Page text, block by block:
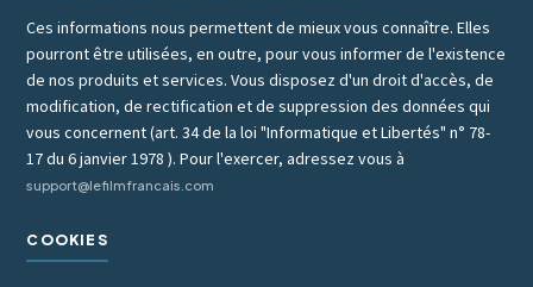
Ces informations nous permettent de mieux vous connaître. Elles
pourront être utilisées, en outre, pour vous informer de l'existence
de nos produits et services. Vous disposez d'un droit d'accès, de
modification, de rectification et de suppression des données qui
vous concernent (art. 34 de la loi "Informatique et Libertés" n° 78-
17 du 6 janvier 1978 ). Pour l'exercer, adressez vous à
support@lefilmfrancais.com
COOKIES